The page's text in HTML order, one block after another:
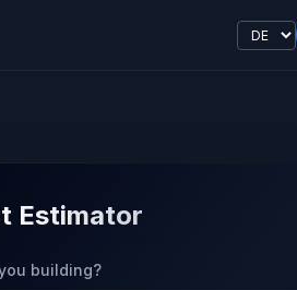
Estimator
building?